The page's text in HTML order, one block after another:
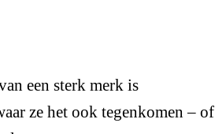
een sterk merk is
ze het ook tegenkomen – of